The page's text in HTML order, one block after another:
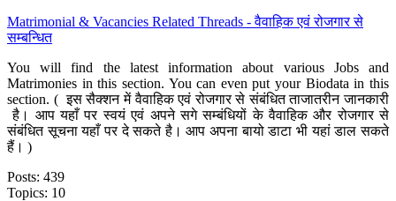
Matrimonial & Vacancies Related Threads - वैवाहिक एवं रोजगार से
सम्बन्धित
You will find the latest information about various Jobs and
Matrimonies in this section. You can even put your Biodata in this
section. ( इस सैक्शन में वैवाहिक एवं रोजगार से संबंधित ताजातरीन जानकारी
है। आप यहाँ पर स्वयं एवं अपने सगे सम्बंधियों के वैवाहिक और रोजगार से
संबंधित सूचना यहाँ पर दे सकते है। आप अपना बायो डाटा भी यहां डाल सकते
हैं। )
Posts: 439
Topics: 10